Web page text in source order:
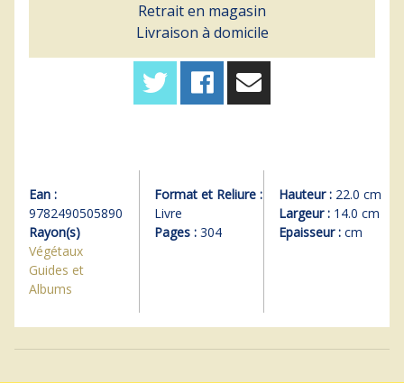
Retrait en magasin
Livraison à domicile
Ean :
9782490505890
Rayon(s)
Végétaux
Guides et
Albums
Format et Reliure :
Livre
Pages :304
Hauteur : 22.0 cm
Largeur : 14.0 cm
Epaisseur : cm